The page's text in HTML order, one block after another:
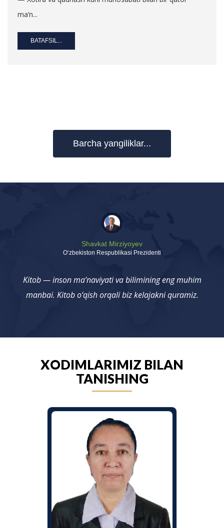
ma’n...
BATAFSIL...
Barcha yangiliklar...
Shavkat Mirziyoyev
Oʻzbekiston Respublikasi Prezidenti
Kitob — inson ma’naviyati va bilimining eng muhim
manbai. Kitob o‘qish orqali biz kelajakni quramiz.
XODIMLARIMIZ BILAN
TANISHING